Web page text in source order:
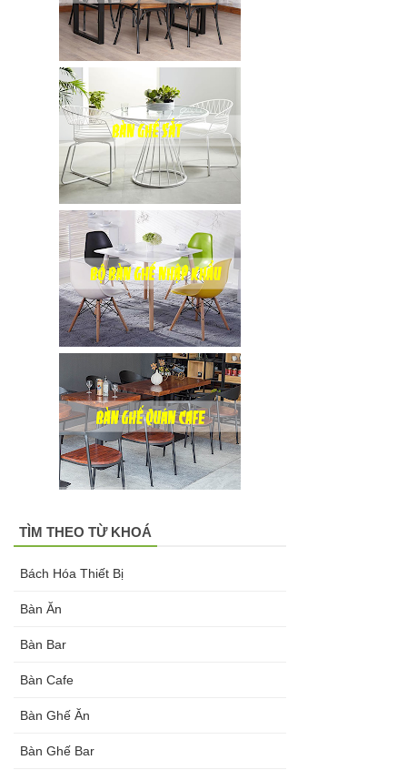
inox, chân
bàn ăn hot
trend 2023
Ghế decor
trong suốt,
ghế xoay
trong suốt
Ghế Eames
chân gỗ bọc
vải bố xanh
xám GLM27-
ghế dành
cafe, cửa
hàng tại
Tp.HCM
xoay mặt
tại Tp.HCM
Bàn tròn
cafe tiếp
TÌM THEO TỪ KHOÁ
Bách Hóa Thiết Bị
Bàn Ăn
Bàn Bar
Bàn Cafe
Bàn Ghế Ăn
Bàn Ghế Bar